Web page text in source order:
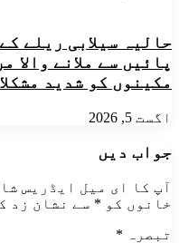
حالیہ سیلابی ریلے
پائیں سے ملانے والا
مکینوں کو شدید
اگست 5, 2026
جواب دیں
آپ کا ای میل ایڈریس
خانوں کو * سے نشان زد
تبصرہ *